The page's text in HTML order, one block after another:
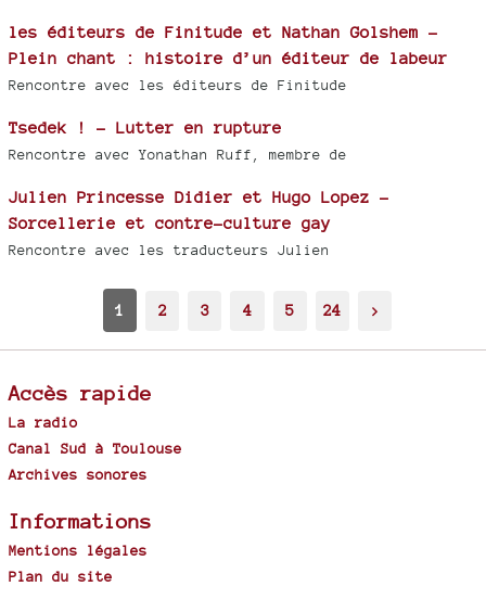
les éditeurs de Finitude et Nathan Golshem -
Plein chant : histoire d’un éditeur de labeur
Rencontre avec les éditeurs de Finitude
Tsedek ! - Lutter en rupture
Rencontre avec Yonathan Ruff, membre de
Julien Princesse Didier et Hugo Lopez -
Sorcellerie et contre-culture gay
Rencontre avec les traducteurs Julien
1 2 3 4 5 24 >
Accès rapide
La radio
Canal Sud à Toulouse
Archives sonores
Informations
Mentions légales
Plan du site